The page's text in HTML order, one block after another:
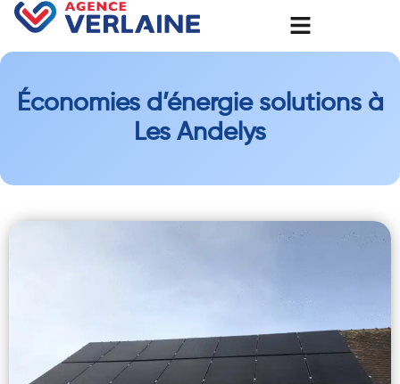
Économies d’énergie solutions à
Les Andelys